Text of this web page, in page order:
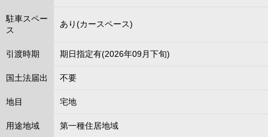
駐車スペー
ス
あり(カースペース)
引渡時期 期日指定有(2026年09月下旬)
国土法届出 不要
地目 宅地
用途地域 第一種住居地域